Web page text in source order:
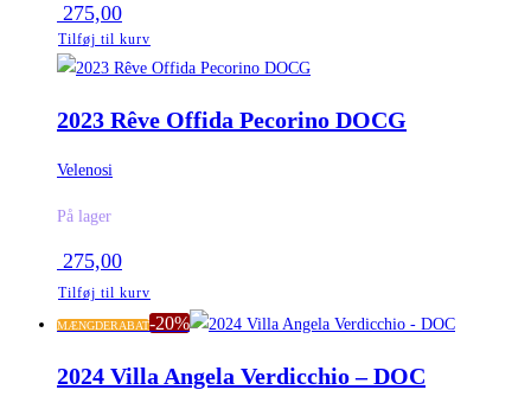
275,00
Tilføj til kurv
2023 Rêve Offida Pecorino DOCG
Velenosi
På lager
275,00
Tilføj til kurv
MÆNGDERABAT-20%
2024 Villa Angela Verdicchio – DOC